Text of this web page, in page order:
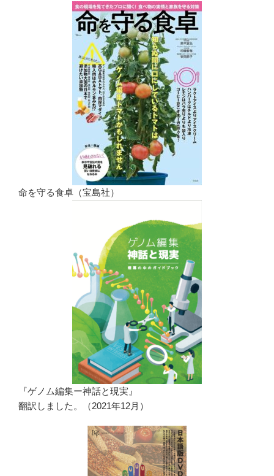
命を守る食卓（宝島社）
『ゲノム編集ー神話と現実』
翻訳しました。（2021年12月）